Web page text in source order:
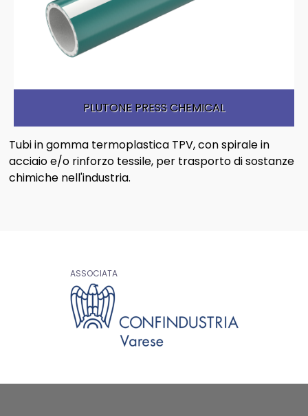
Tubi flessibili per alimenti
Aspirazione e mandata di sostanze alimentari e bevan
de
Raccordi per tubi flessibili e accessori
Chimica e Carburanti
Farmaceutica
Spurghi
Legno
PLUTONE PRESS CHEMICAL
Tubi in gomma termoplastica TPV, con spirale in
acciaio e/o rinforzo tessile, per trasporto di sostanze
chimiche nell'industria.
ASSOCIATA